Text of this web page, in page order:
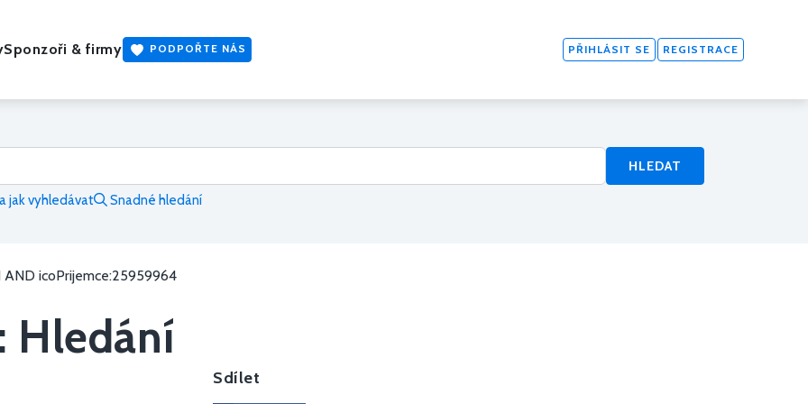
Sponzoři & firmy PODPOŘTE NÁS PŘIHLÁSIT SE REGISTRACE
HLEDAT
jak vyhledávat Snadné hledání
AND icoPrijemce:25959964
Hledání
Sdílet